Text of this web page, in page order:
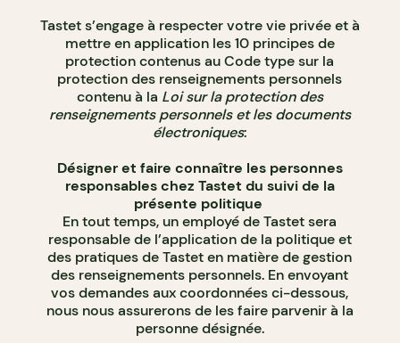
Tastet s’engage à respecter votre vie privée et à
mettre en application les 10 principes de
protection contenus au Code type sur la
protection des renseignements personnels
contenu à la Loi sur la protection des
renseignements personnels et les documents
électroniques:
Désigner et faire connaître les personnes
responsables chez Tastet du suivi de la
présente politique
En tout temps, un employé de Tastet sera
responsable de l’application de la politique et
des pratiques de Tastet en matière de gestion
des renseignements personnels. En envoyant
vos demandes aux coordonnées ci-dessous,
nous nous assurerons de les faire parvenir à la
personne désignée.